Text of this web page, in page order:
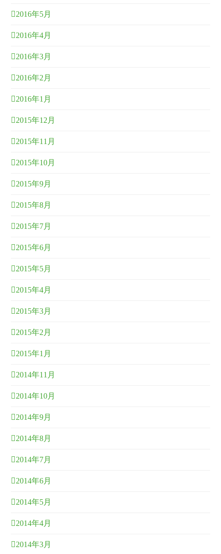
2016年5月
2016年4月
2016年3月
2016年2月
2016年1月
2015年12月
2015年11月
2015年10月
2015年9月
2015年8月
2015年7月
2015年6月
2015年5月
2015年4月
2015年3月
2015年2月
2015年1月
2014年11月
2014年10月
2014年9月
2014年8月
2014年7月
2014年6月
2014年5月
2014年4月
2014年3月